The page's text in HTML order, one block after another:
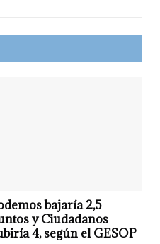
bajaría 2,5
y Ciudadanos
4, según el GESOP